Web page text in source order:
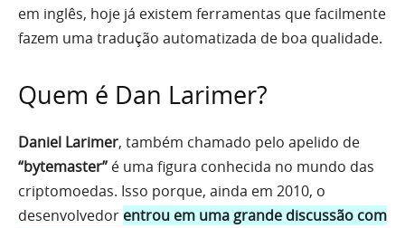
em inglês, hoje já existem ferramentas que facilmente
fazem uma tradução automatizada de boa qualidade.
Quem é Dan Larimer?
Daniel Larimer, também chamado pelo apelido de
“bytemaster” é uma figura conhecida no mundo das
criptomoedas. Isso porque, ainda em 2010, o
desenvolvedor entrou em uma grande discussão com